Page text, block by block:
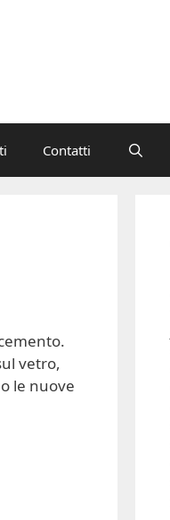
Contatti
vetro,
le nuove